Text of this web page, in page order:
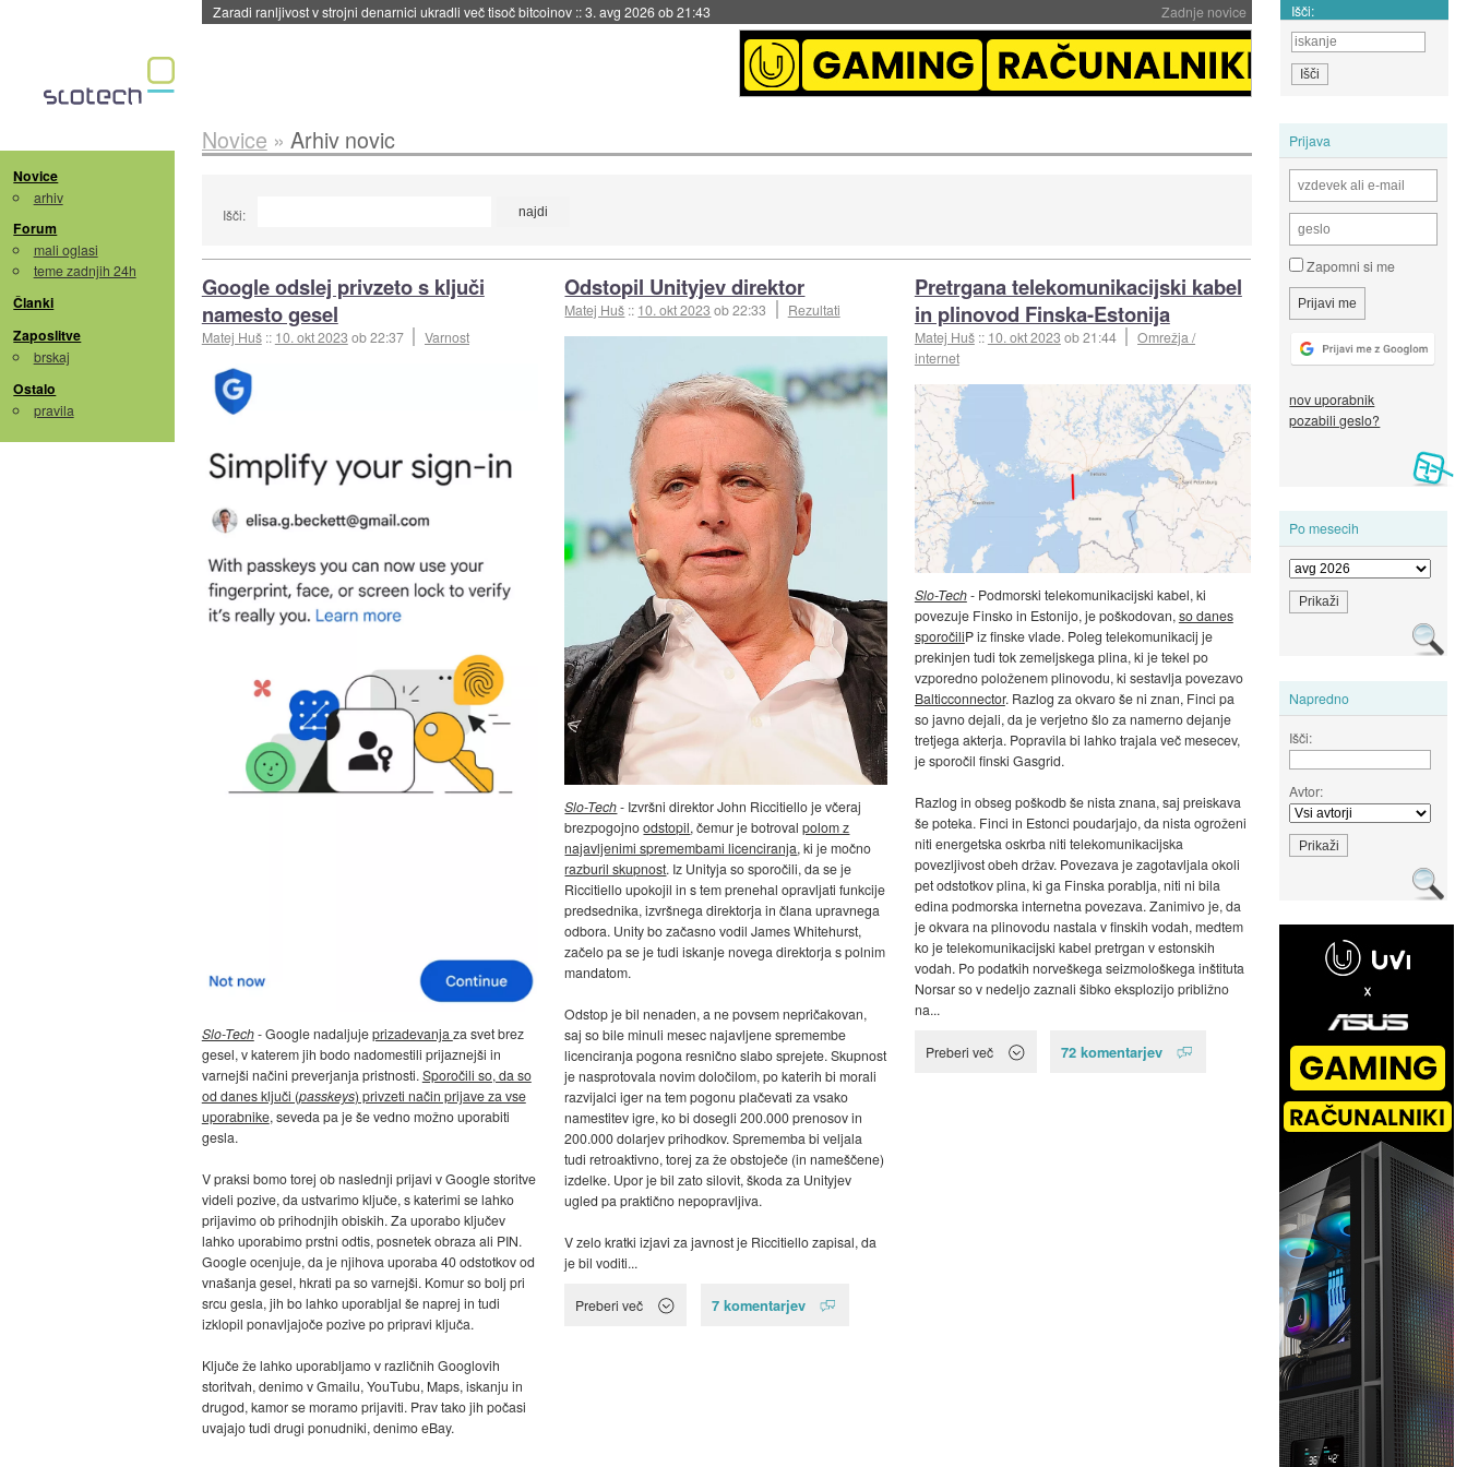
Zadnje novice
Zaradi ranljivost v strojni denarnici ukradli več tisoč bitcoinov ::3. avg 2026 ob 21:43 Išči:
Novice
arhiv
Forum
mali oglasi
teme zadnjih 24h
Članki
Zaposlitve
brskaj
Ostalo
pravila
Prijava
Zapomni si me
nov uporabnik
pozabili geslo?
Po mesecih
Napredno
Išči:
Avtor:
Novice » Arhiv novic
Išči:
Google odslej privzeto s ključi
namesto gesel
Matej Huš :: 10. okt 2023 ob 22:37 Varnost
Slo-Tech- Google nadaljujeprizadevanja za svet brez
gesel, v katerem jih bodo nadomestili prijaznejši in
varnejši načini preverjanja pristnosti. Sporočili so, da so
od danes ključi (passkeys) privzeti način prijave za vse
uporabnike, seveda pa je še vedno možno uporabiti
gesla.
V praksi bomo torej ob naslednji prijavi v Google storitve
videli pozive, da ustvarimo ključe, s katerimi se lahko
prijavimo ob prihodnjih obiskih. Za uporabo ključev
lahko uporabimo prstni odtis, posnetek obraza ali PIN.
Google ocenjuje, da je njihova uporaba 40 odstotkov od
vnašanja gesel, hkrati pa so varnejši. Komur so bolj pri
srcu gesla, jih bo lahko uporabljal še naprej in tudi
izklopil ponavljajoče pozive po pripravi ključa.
Ključe že lahko uporabljamo v različnih Googlovih
storitvah, denimo v Gmailu, YouTubu, Maps, iskanju in
drugod, kamor se moramo prijaviti. Prav tako jih počasi
uvajajo tudi drugi ponudniki, denimo eBay.
Odstopil Unityjev direktor
Matej Huš :: 10. okt 2023 ob 22:33 Rezultati
Slo-Tech- Izvršni direktor John Riccitiello je včeraj
brezpogojnoodstopil, čemur je botrovalpolom z
najavljenimi spremembami licenciranja, ki je močno
razburil skupnost. Iz Unityja so sporočili, da se je
Riccitiello upokojil in s tem prenehal opravljati funkcije
predsednika, izvršnega direktorja in člana upravnega
odbora. Unity bo začasno vodil James Whitehurst,
začelo pa se je tudi iskanje novega direktorja s polnim
mandatom.
Odstop je bil nenaden, a ne povsem nepričakovan,
saj so bile minuli mesec najavljene spremembe
licenciranja pogona resnično slabo sprejete. Skupnost
je nasprotovala novim določilom, po katerih bi morali
razvijalci iger na tem pogonu plačevati za vsako
namestitev igre, ko bi dosegli 200.000 prenosov in
200.000 dolarjev prihodkov. Sprememba bi veljala
tudi retroaktivno, torej za že obstoječe (in nameščene)
izdelke. Upor je bil zato silovit, škoda za Unityjev
ugled pa praktično nepopravljiva.
V zelo kratki izjavi za javnost je Riccitiello zapisal, da
je bil voditi...
Preberi več 7 komentarjev
Pretrgana telekomunikacijski kabel
in plinovod Finska-Estonija
Matej Huš :: 10. okt 2023 ob 21:44
Omrežja /
internet
Slo-Tech- Podmorski telekomunikacijski kabel, ki
povezuje Finsko in Estonijo, je poškodovan, so danes
sporočiliP iz finske vlade. Poleg telekomunikacij je
prekinjen tudi tok zemeljskega plina, ki je tekel po
vzporedno položenem plinovodu, ki sestavlja povezavo
Balticconnector. Razlog za okvaro še ni znan, Finci pa
so javno dejali, da je verjetno šlo za namerno dejanje
tretjega akterja. Popravila bi lahko trajala več mesecev,
je sporočil finski Gasgrid.
Razlog in obseg poškodb še nista znana, saj preiskava
še poteka. Finci in Estonci poudarjajo, da nista ogroženi
niti energetska oskrba niti telekomunikacijska
povezljivost obeh držav. Povezava je zagotavljala okoli
pet odstotkov plina, ki ga Finska porablja, niti ni bila
edina podmorska internetna povezava. Zanimivo je, da
je okvara na plinovodu nastala v finskih vodah, medtem
ko je telekomunikacijski kabel pretrgan v estonskih
vodah. Po podatkih norveškega seizmološkega inštituta
Norsar so v nedeljo zaznali šibko eksplozijo približno
na...
Preberi več 72 komentarjev